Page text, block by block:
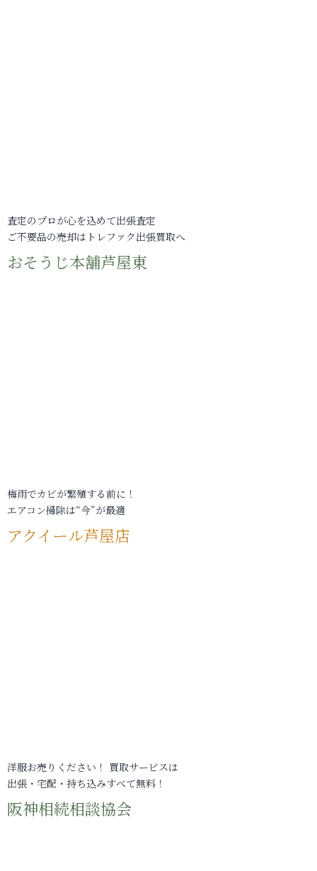
査定のプロが心を込めて出張査定
ご不要品の売却はトレファク出張買取へ
おそうじ本舗芦屋東
梅雨でカビが繁殖する前に！
エアコン掃除は“今”が最適
アクイール芦屋店
洋服お売りください！ 買取サービスは
出張・宅配・持ち込みすべて無料！
阪神相続相談協会